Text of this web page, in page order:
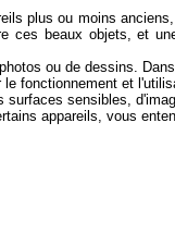
plus ou moins
ces beaux objets, et
ou de dessins.
fonctionnement et
surfaces sensibles,
appareils, vous